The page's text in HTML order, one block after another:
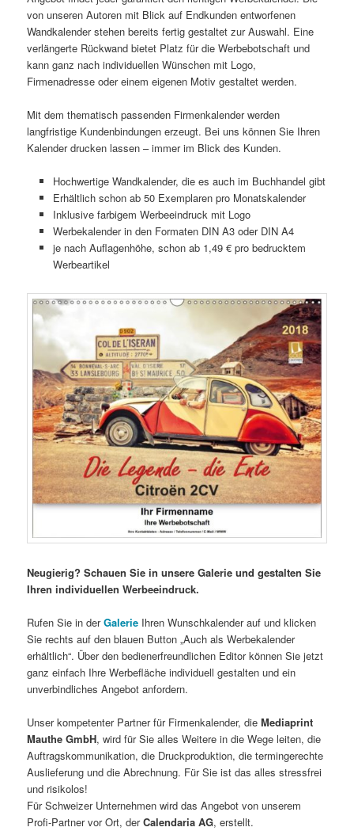
von unseren Autoren mit Blick auf Endkunden entworfenen
Wandkalender stehen bereits fertig gestaltet zur Auswahl. Eine
verlängerte Rückwand bietet Platz für die Werbebotschaft und
kann ganz nach individuellen Wünschen mit Logo,
Firmenadresse oder einem eigenen Motiv gestaltet werden.
Mit dem thematisch passenden Firmenkalender werden
langfristige Kundenbindungen erzeugt. Bei uns können Sie Ihren
Kalender drucken lassen – immer im Blick des Kunden.
Hochwertige Wandkalender, die es auch im Buchhandel gibt
Erhältlich schon ab 50 Exemplaren pro Monatskalender
Inklusive farbigem Werbeeindruck mit Logo
Werbekalender in den Formaten DIN A3 oder DIN A4
je nach Auflagenhöhe, schon ab 1,49 € pro bedrucktem
Werbeartikel
Neugierig? Schauen Sie in unsere Galerie und gestalten Sie
Ihren individuellen Werbeeindruck.
Rufen Sie in derGalerie Ihren Wunschkalender auf und klicken
Sie rechts auf den blauen Button „Auch als Werbekalender
erhältlich“. Über den bedienerfreundlichen Editor können Sie jetzt
ganz einfach Ihre Werbefläche individuell gestalten und ein
unverbindliches Angebot anfordern.
Unser kompetenter Partner für Firmenkalender, dieMediaprint
Mauthe GmbH, wird für Sie alles Weitere in die Wege leiten, die
Auftragskommunikation, die Druckproduktion, die termingerechte
Auslieferung und die Abrechnung. Für Sie ist das alles stressfrei
und risikolos!
Für Schweizer Unternehmen wird das Angebot von unserem
Profi-Partner vor Ort, derCalendaria AG, erstellt.